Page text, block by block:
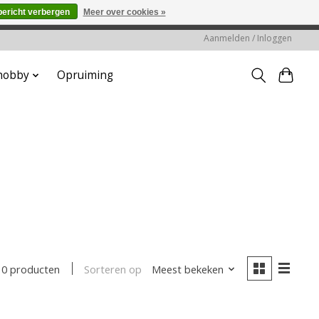
Aanmelden / Inloggen
Opruiming
0 producten Sorteren op Meest bekeken
verbergen Meer over cookies »
gehonoreerd of verwerkt.